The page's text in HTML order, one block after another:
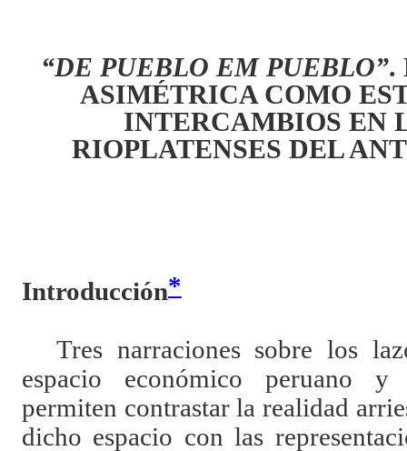
“DE PUEBLO EM PUEBLO”.
ASIMÉTRICA COMO
INTERCAMBIOS EN
RIOPLATENSES DEL
Introducción*
Tres narraciones sobre los
espacio económico peruano
permiten contrastar la realidad
dicho espacio con las